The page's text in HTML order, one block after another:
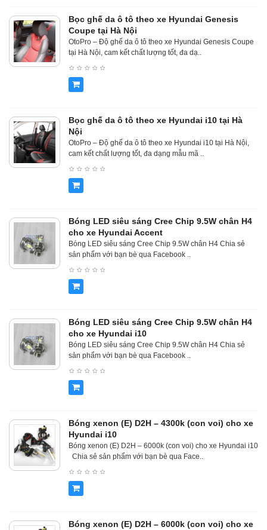
Bọc ghế da ô tô theo xe Hyundai Genesis
Coupe tại Hà Nội
OtoPro – Độ ghế da ô tô theo xe Hyundai Genesis Coupe
tại Hà Nội, cam kết chất lượng tốt, đa dạ..
Bọc ghế da ô tô theo xe Hyundai i10 tại Hà
Nội
OtoPro – Độ ghế da ô tô theo xe Hyundai i10 tại Hà Nội,
cam kết chất lượng tốt, đa dạng mẫu mã ..
Bóng LED siêu sáng Cree Chip 9.5W chân H4
cho xe Hyundai Accent
Bóng LED siêu sáng Cree Chip 9.5W chân H4 Chia sẻ
sản phẩm với bạn bè qua Facebook ..
Bóng LED siêu sáng Cree Chip 9.5W chân H4
cho xe Hyundai i10
Bóng LED siêu sáng Cree Chip 9.5W chân H4 Chia sẻ
sản phẩm với bạn bè qua Facebook ..
Bóng xenon (E) D2H – 4300k (con voi) cho xe
Hyundai i10
Bóng xenon (E) D2H – 6000k (con voi) cho xe Hyundai i10
Chia sẻ sản phẩm với bạn bè qua Face..
Bóng xenon (E) D2H – 6000k (con voi) cho xe